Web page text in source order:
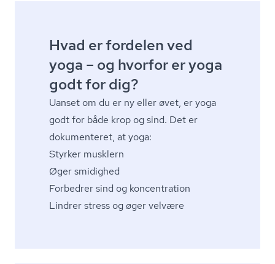
Hvad er fordelen ved
yoga – og hvorfor er yoga
godt for dig?
Uanset om du er ny eller øvet, er yoga
godt for både krop og sind. Det er
dokumenteret, at yoga:
Styrker musklern
Øger smidighed
Forbedrer sind og koncentration
Lindrer stress og øger velvære